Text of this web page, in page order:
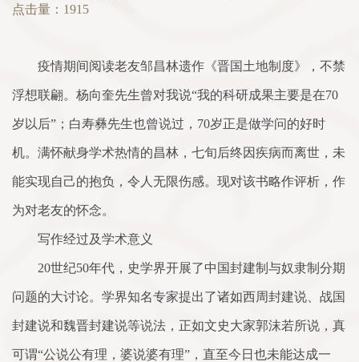
点击量： 1915
疫情期间阅读老友邹昌林遗作《晋国土地制度》，不禁
浮想联翩。杨向奎先生曾对我说“我的科研成果主要是在70
岁以后”；白寿彝先生也曾说过，70岁正是做学问的好时
机。满怀献身学术热情的昌林，七旬后终因疾病而离世，未
能实现自己的抱负，令人无限伤感。现对该书略作评析，作
为对老友的怀念。
写作经过及学术意义
20世纪50年代，史学界开展了中国封建制与奴隶制分期
问题的大讨论。学界知名专家提出了诸如西周封建说、战国
封建说和魏晋封建说等说法，正如文史大家郭沫若所说，真
可谓“公说公有理，婆说婆有理”，直至今日也未能达成一